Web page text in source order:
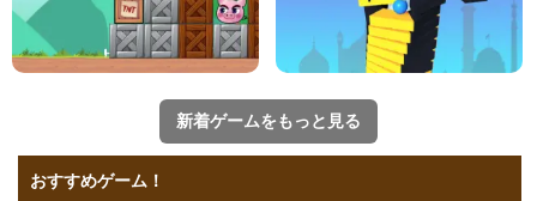
新着ゲームをもっと見る
おすすめゲーム！